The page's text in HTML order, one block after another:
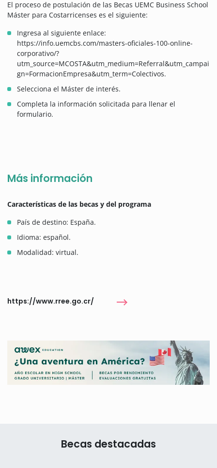
El proceso de postulación de las Becas UEMC Business School
Máster para Costarricenses es el siguiente:
Ingresa al siguiente enlace:
https://info.uemcbs.com/masters-oficiales-100-online-
corporativo/?
utm_source=MCOSTA&utm_medium=Referral&utm_campai
gn=FormacionEmpresa&utm_term=Colectivos.
Selecciona el Máster de interés.
Completa la información solicitada para llenar el
formulario.
Más información
Características de las becas y del programa
País de destino: España.
Idioma: español.
Modalidad: virtual.
https://www.rree.go.cr/
Becas destacadas